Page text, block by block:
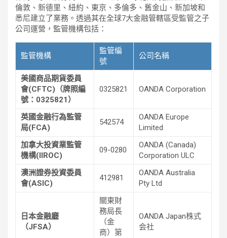
倫敦、新德里、紐約、東京、多倫多、舊金山、新加坡和
悉尼建立了業務。透過其在全球7大金融管轄區受監管之子
公司運營，監管機構包括：
監管機構
監管編
號
公司名稱
美國商品期貨委員
會(CFTC)（牌照編
號：0325821）
0325821 OANDA Corporation
英國金融行為監管
局(FCA)
542574
OANDA Europe
Limited
加拿大投資業監管
機構(IIROC)
09-0280
OANDA (Canada)
Corporation ULC
澳洲證券投資委員
會(ASIC)
412981
OANDA Australia
Pty Ltd
日本金融廳
（JFSA）
關東財
務局長
（金
商）第
OANDA Japan株式
会社